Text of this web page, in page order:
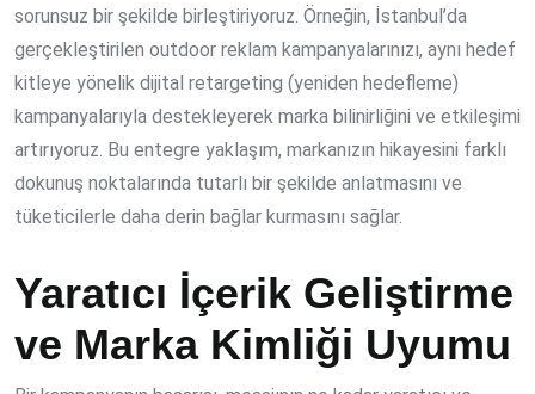
sorunsuz bir şekilde birleştiriyoruz. Örneğin, İstanbul’da
gerçekleştirilen outdoor reklam kampanyalarınızı, aynı hedef
kitleye yönelik dijital retargeting (yeniden hedefleme)
kampanyalarıyla destekleyerek marka bilinirliğini ve etkileşimi
artırıyoruz. Bu entegre yaklaşım, markanızın hikayesini farklı
dokunuş noktalarında tutarlı bir şekilde anlatmasını ve
tüketicilerle daha derin bağlar kurmasını sağlar.
Yaratıcı İçerik Geliştirme
ve Marka Kimliği Uyumu